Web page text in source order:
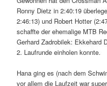
Ronny Dietz in 2:40:19
2:46:13) und Robert Hotter
schaffte der ehemalige MTB
Gerhard Zadrobilek: Ekkehard
2. Laufrunde einholen konnte.
Hana ging es (nach dem
vor allem die Laufzeit war